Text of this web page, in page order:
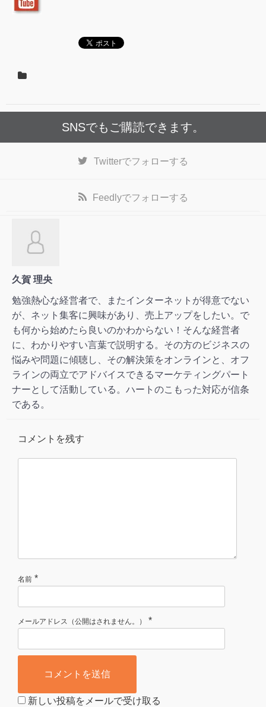
SNSでもご購読できます。
Twitterでフォローする
Feedlyでフォローする
久賀 理央
勉強熱心な経営者で、またインターネットが得意でない
が、ネット集客に興味があり、売上アップをしたい。で
も何から始めたら良いのかわからない！そんな経営者
に、わかりやすい言葉で説明する。その方のビジネスの
悩みや問題に傾聴し、その解決策をオンラインと、オフ
ラインの両立でアドバイスできるマーケティングパート
ナーとして活動している。ハートのこもった対応が信条
である。
コメントを残す
名前 *
メールアドレス（公開はされません。） *
新しい投稿をメールで受け取る